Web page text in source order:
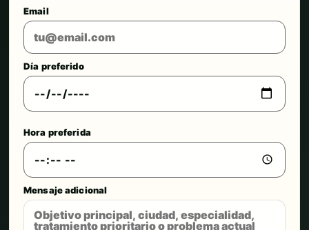
Email
Día preferido
Hora preferida
Mensaje adicional